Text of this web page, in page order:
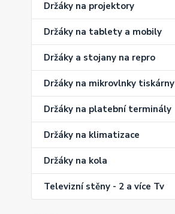
Držáky na projektory
Držáky na tablety a mobily
Držáky a stojany na repro
Držáky na mikrovlnky tiskárny
Držáky na platební terminály
Držáky na klimatizace
Držáky na kola
Televizní stěny - 2 a více Tv